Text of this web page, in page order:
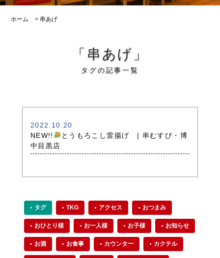
ホーム > 串あげ
「串あげ」
タグの記事一覧
2022.10.20
NEW!!
とうもろこし雷揚げ | 串むすび・博
中目黒店
タグ TKG アクセス おつまみ
おひとり様 お一人様 お子様 お知らせ
お酒 お食事 カウンター カクテル